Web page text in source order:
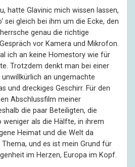
hatte Glavinic mich wissen lassen,
sei gleich bei ihm um die Ecke, den
genau die richtige
vor Kamera und Mikrofon.
ich an keine Homestory wie für
Trotzdem denkt man bei einer
unwillkürlich an ungemachte
und dreckiges Geschirr. Für den
Abschlussfilm meiner
die paar Beteiligten, die
als die Hälfte, in ihrem
Heimat und die Welt da
und es ist mein Grund für
im Herzen, Europa im Kopf.